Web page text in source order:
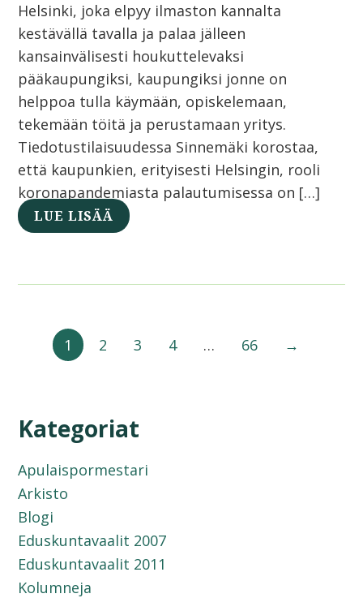
Helsinki, joka elpyy ilmaston kannalta
kestävällä tavalla ja palaa jälleen
kansainvälisesti houkuttelevaksi
pääkaupungiksi, kaupungiksi jonne on
helppoa tulla käymään, opiskelemaan,
tekemään töitä ja perustamaan yritys.
Tiedotustilaisuudessa Sinnemäki korostaa,
että kaupunkien, erityisesti Helsingin, rooli
koronapandemiasta palautumisessa on […]
LUE LISÄÄ
1 2 3 4 … 66 →
Kategoriat
Apulaispormestari
Arkisto
Blogi
Eduskuntavaalit 2007
Eduskuntavaalit 2011
Kolumneja